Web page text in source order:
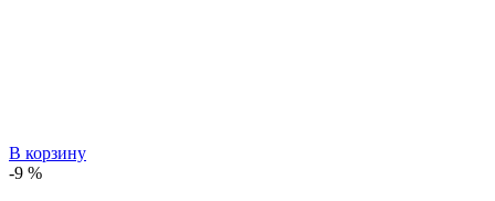
В корзину
-9 %